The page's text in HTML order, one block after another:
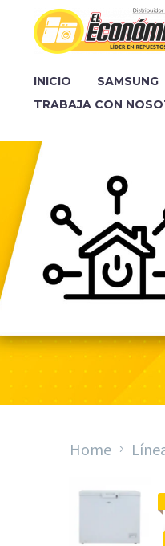
INICIO SAMSUNG
TRABAJA CON
Home